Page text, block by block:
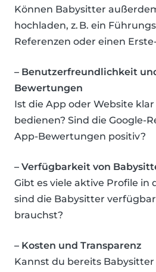
Können Babysitter
hochladen, z. B. ein
Referenzen oder einen
– Benutzerfreundlichkeit
Bewertungen
Ist die App oder Website
bedienen? Sind die Google-
App-Bewertungen positiv?
– Verfügbarkeit von
Gibt es viele aktive Profile in
sind die Babysitter
brauchst?
– Kosten und Transparenz
Kannst du bereits